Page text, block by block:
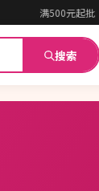
满500元起批 ·
搜索